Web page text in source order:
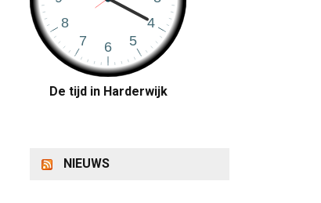
De tijd in Harderwijk
NIEUWS